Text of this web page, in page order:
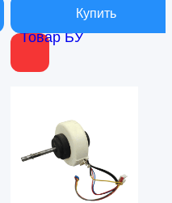
Товар БУ